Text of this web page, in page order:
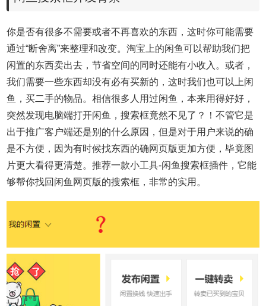
你是否有很多不需要或者不再喜欢的东西，这时你可能需要
通过“断舍离”来整理和改变。淘宝上的闲鱼可以帮助我们把
闲置的东西卖出去，节省空间的同时还能有小收入。或者，
我们需要一些东西却没有必有买新的，这时我们也可以上闲
鱼，买二手的物品。相信很多人用过闲鱼，本来用得好好，
突然发现电脑端打开闲鱼，搜索框竟然不见了？！不管它是
出于推广客户端还是别的什么原因，但是对于用户来说的确
是不方便，因为有时候找东西的确网页版更加方便，毕竟图
片更大看得更清楚。推荐一款小工具-闲鱼搜索框插件，它能
够帮你找回闲鱼网页版的搜索框，非常的实用。